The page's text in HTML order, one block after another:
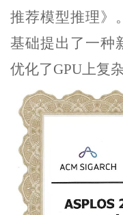
推荐模型推理》
基础提出了一种
优化了GPU上复